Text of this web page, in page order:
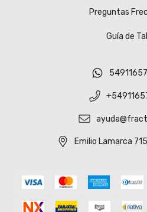
Preguntas
Guía de
Emilio Lamarca